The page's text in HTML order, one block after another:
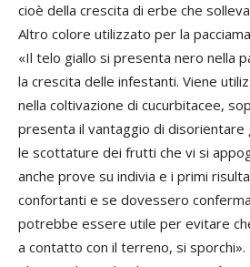
cioè della crescita di erbe che
Altro colore utilizzato per la
«Il telo giallo si presenta nero nella
la crescita delle infestanti. Viene
nella coltivazione di cucurbitacee,
presenta il vantaggio di
le scottature dei frutti che vi si
anche prove su indivia e i primi
confortanti e se dovessero
potrebbe essere utile per evitare
a contatto con il terreno, si sporchi».